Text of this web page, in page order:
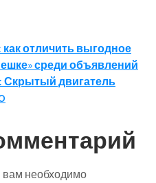
отличить выгодное
среди объявлений
Скрытый двигатель
вам необходимо